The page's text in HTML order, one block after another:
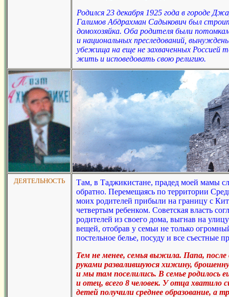
Родился 23 декабря 1925 года в городе
Галимов Абдрахман Садыкович был
домохозяйка. Оба родителя были
и национальных преследований,
убежища на еще не захваченных Россией
жить и исповедовать свою религию.
ДЕЯТЕЛЬНОСТЬ
Там, в Таджикистане, прадед моей мамы
обратно. Перемещаясь по территории
моих родителей прибыли на границу с
четвертым ребенком. Советская власть
родителей из своего дома, выгнав на
вещей, отобрав у семьи не только
постельное белье, посуду и все
Тем не менее, семья выжила. Папа,
руками развалившуюся хижину,
и мы там поселились. В семье родилось
и отец, всего 8 человек. У отца хватило
детей получили среднее образование, а